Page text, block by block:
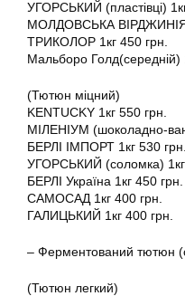
УГОРСЬКИЙ (пластівці)
МОЛДОВСЬКА ВІРДЖИНІЯ
ТРИКОЛОР 1кг 450 грн.
Мальборо Голд(середній)
(Тютюн міцний)
KENTUCKY 1кг 550 грн.
МІЛЕНІУМ (шоколадно-
БЕРЛІ ІМПОРТ 1кг 530 грн.
УГОРСЬКИЙ (соломка) 1кг
БЕРЛІ Україна 1кг 450 грн.
САМОСАД 1кг 400 грн.
ГАЛИЦЬКИЙ 1кг 400 грн.
– Ферментований тютюн
(Тютюн легкий)